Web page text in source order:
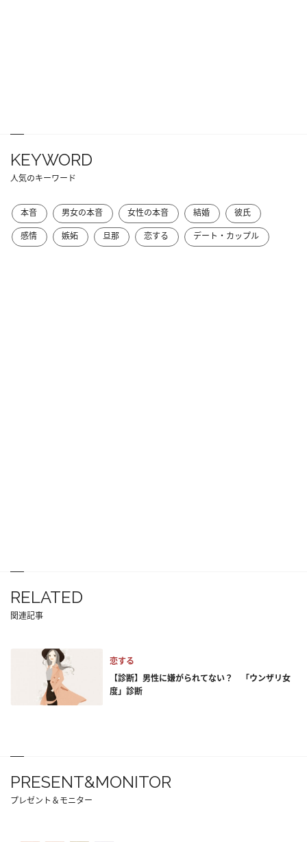
KEYWORD
人気のキーワード
本音 男女の本音 女性の本音 結婚
彼氏
感情
嫉妬 旦那 恋する デート・カップル
RELATED
関連記事
恋する
【診断】男性に嫌がられてない？ 「ウンザリ女
度」診断
PRESENT&MONITOR
プレゼント＆モニター